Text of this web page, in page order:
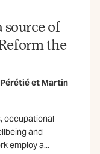
source of
the
et Martin
occupational
and
employ a...